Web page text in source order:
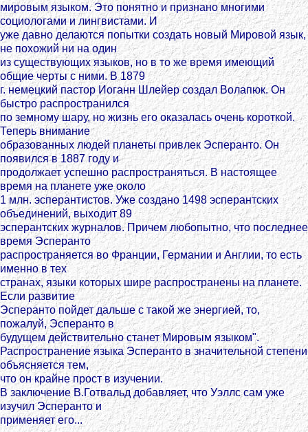
мировым языком. Это понятно и признано многими
социологами и лингвистами. И
уже давно делаются попытки создать новый Мировой язык,
не похожий ни на один
из существующих языков, но в то же время имеющий
общие черты с ними. В 1879
г. немецкий пастор Иоганн Шлейер создал Волапюк. Он
быстро распространился
по земному шару, но жизнь его оказалась очень короткой.
Теперь внимание
образованных людей планеты привлек Эсперанто. Он
появился в 1887 году и
продолжает успешно распространяться. В настоящее
время на планете уже около
1 млн. эсперантистов. Уже создано 1498 эсперантских
объединений, выходит 89
эсперантских журналов. Причем любопытно, что последнее
время Эсперанто
распространяется во Франции, Германии и Англии, то есть
именно в тех
странах, языки которых шире распространены на планете.
Если развитие
Эсперанто пойдет дальше с такой же энергией, то,
пожалуй, Эсперанто в
будущем действительно станет Мировым языком".
Распространение языка Эсперанто в значительной степени
объясняется тем,
что он крайне прост в изучении.
В заключение В.Готвальд добавляет, что Уэллс сам уже
изучил Эсперанто и
применяет его...